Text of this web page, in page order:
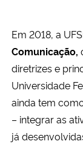
Ministério da Educação
Ministério da Cidadania
Ministério da Saúde
Ministério de Minas e
Em 2018, a
Comunicação,
diretrizes e
Universidade
ainda tem
– integrar as
já